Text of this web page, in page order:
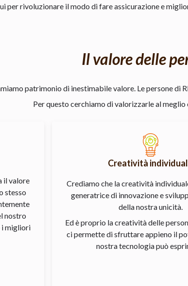
per rivoluzionare il modo di fare assicurazione e
Il valore delle
patrimonio di inestimabile valore. Le persone di
Per questo cerchiamo di valorizzarle al
il valore
stesso
nostro
i migliori
Creatività
Crediamo che la creatività
generatrice di innovazione e
della nostra unicità.
Ed è proprio la creatività delle
ci permette di sfruttare appieno il
nostra tecnologia può